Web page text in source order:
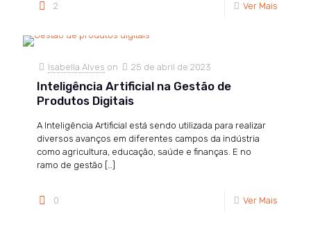
2 Ver Mais
Isabella Alves on 25 de abril de 2023
Inteligência Artificial na Gestão de
Produtos Digitais
A Inteligência Artificial está sendo utilizada para realizar
diversos avanços em diferentes campos da indústria
como agricultura, educação, saúde e finanças. E no
ramo de gestão […]
0 Ver Mais